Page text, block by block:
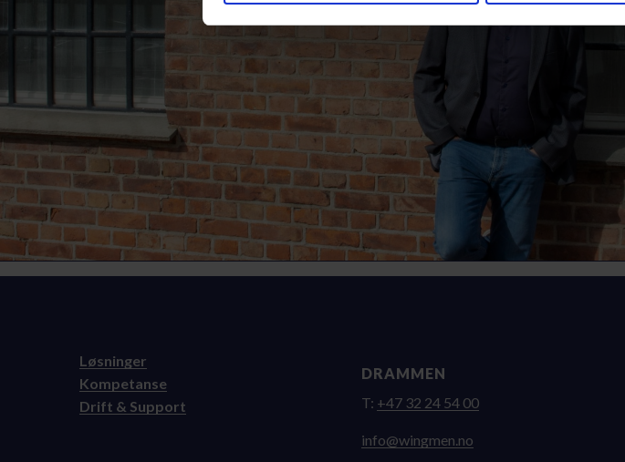
Løsninger
Kompetanse
Drift & Support
DRAMMEN
T: +47 32 24 54 00
on.nemgniw@ofni